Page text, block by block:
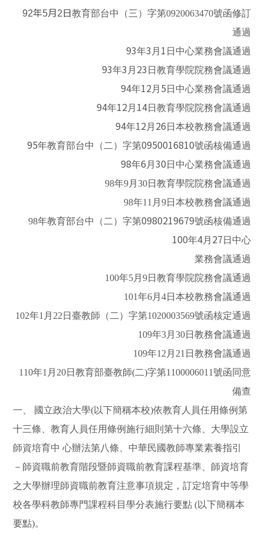
92年5月2日 教育部台中（三）字第0920063470號函修訂
通過
93年3 月 1 日 中心業務會議通過
93年3 月 23 日 教育學院院務會議通過
94年12 月 5 日 中心業務會議通過
94年12 月 14日 教育學院院務會議通過
94年12 月 26 日 本校教務會議通過
95年教育部台中（二）字第0950016810號函核備通過
98年6 月 30 日 中心業務會議通過
98年9月30日 教育學院院務會議通過
98年11月9日 本校教務會議通過
98年教育部台中（二）字第0980219679號函核備通過
100年4月 27 日中心
業務會議通過
100年5月9日教育學院院務會議通過
101年6月4日本校教務會議通過
102年1月22日臺教師（二）字第1020003569號函核定通過
109年3月30日教務會議通過
109年12月21日教務會議通過
110年1月20日教育部臺教師(二)字第1100006011號函同意
備查
一、 國立政治大學(以下簡稱本校)依教育人員任用條例第
十三條、教育人員任用條例施行細則第十六條、大學設立
師資培育中 心辦法第八條、中華民國教師專業素養指引
－師資職前教育階段暨師資職前教育課程基準、師資培育
之大學辦理師資職前教育注意事項規定，訂定培育中等學
校各學科教師專門課程科目學分表施行要點 (以下簡稱本
要點)。